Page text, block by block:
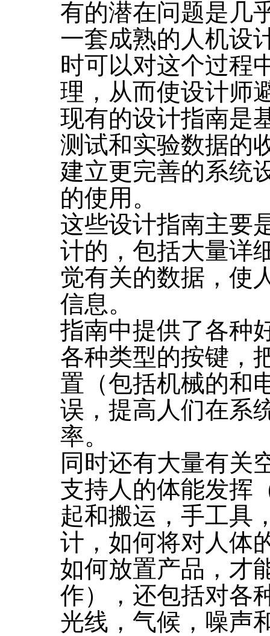
有的潜在问题是几
一套成熟的人机设
时可以对这个过程
理，从而使设计师
现有的设计指南是
测试和实验数据的
建立更完善的系统
的使用。
这些设计指南主要
计的，包括大量详
觉有关的数据，使
信息。
指南中提供了各种
各种类型的按键，
置（包括机械的和
误，提高人们在系
率。
同时还有大量有关
支持人的体能发挥
起和搬运，手工具
计，如何将对人体
如何放置产品，才
作），还包括对各
光线，气候，噪声